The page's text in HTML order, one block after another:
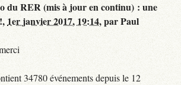
du RER (mis à jour en continu) : une
1er janvier 2017, 19:14,parPaul
34780 événements depuis le 12